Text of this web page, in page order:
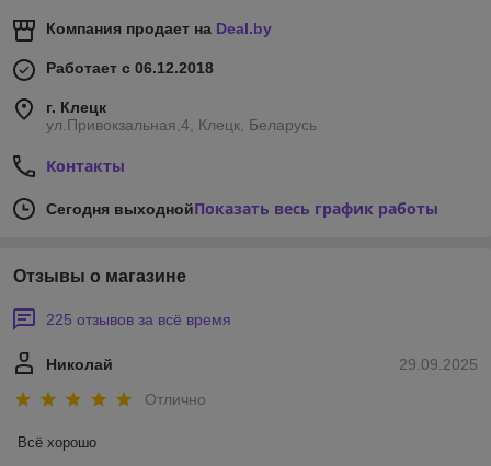
Компания продает на Deal.by
Работает с 06.12.2018
г. Клецк
ул.Привокзальная,4, Клецк, Беларусь
Контакты
Сегодня выходнойПоказать весь график работы
Отзывы о магазине
225 отзывов за всё время
29.09.2025
Николай
Отлично
Всё хорошо